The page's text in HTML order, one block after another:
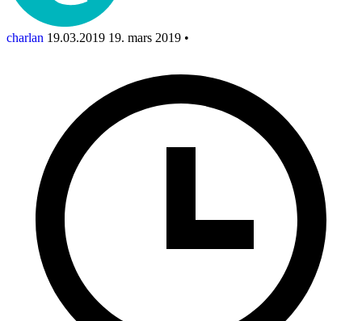
charlan 19.03.2019 19. mars 2019 •